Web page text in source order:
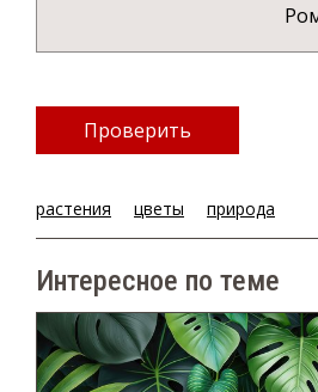
Проверить
растения цветы природа
Интересное по теме